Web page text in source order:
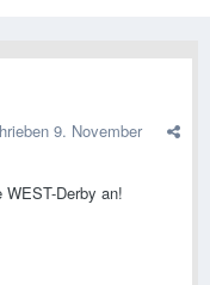
9. November
Derby an!